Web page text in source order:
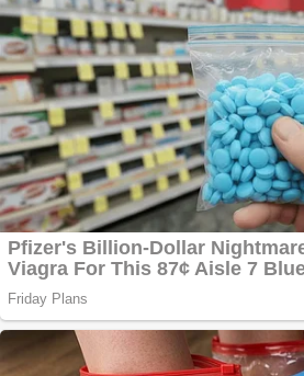
serviciu
Covid-19: 755 de
cazuri noi în
România
Răcitor de apă
CW5000 pentru
metale